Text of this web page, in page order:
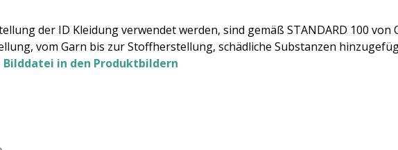
der ID Kleidung verwendet werden, sind gemäß STANDARD 100
vom Garn bis zur Stoffherstellung, schädliche Substanzen
Bilddatei in den Produktbildern